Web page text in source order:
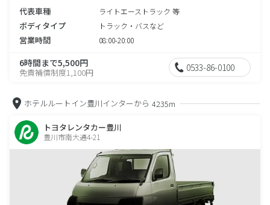
代表車種 ライトエーストラック 等
ボディタイプ トラック・バスなど
営業時間 08:00-20:00
6時間まで5,500円
免責補償制度1,100円 0533-86-0100
ホテルルートイン豊川インターから 4235m
トヨタレンタカー豊川
豊川市南大通4-21